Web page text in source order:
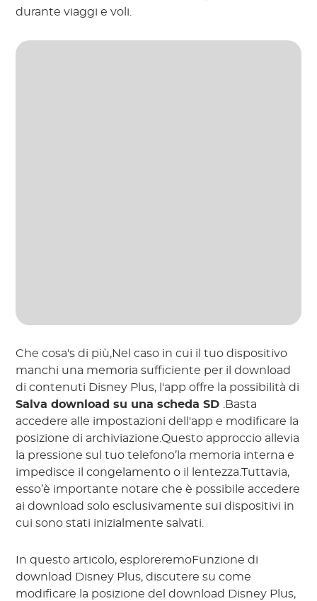
durante viaggi e voli.
Che cosa's di più,Nel caso in cui il tuo dispositivo
manchi una memoria sufficiente per il download
di contenuti Disney Plus, l'app offre la possibilità di
Salva download su una scheda SD .Basta
accedere alle impostazioni dell'app e modificare la
posizione di archiviazione.Questo approccio allevia
la pressione sul tuo telefono’la memoria interna e
impedisce il congelamento o il lentezza.Tuttavia,
esso’è importante notare che è possibile accedere
ai download solo esclusivamente sui dispositivi in
cui sono stati inizialmente salvati.
In questo articolo, esploreremoFunzione di
download Disney Plus, discutere su come
modificare la posizione del download Disney Plus,